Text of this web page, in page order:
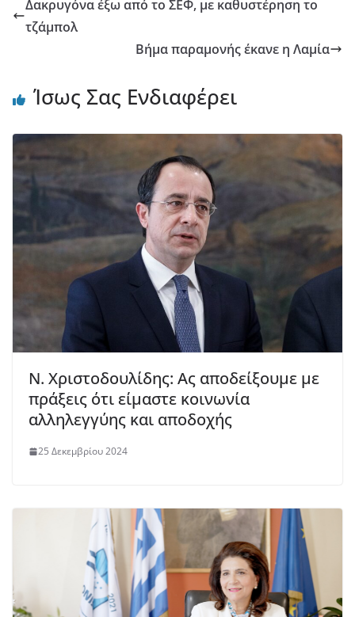
Δακρυγόνα έξω από το ΣΕΦ, με καθυστέρηση το
τζάμπολ
Βήμα παραμονής έκανε η Λαμία
Ίσως Σας Ενδιαφέρει
Ν. Χριστοδουλίδης: Ας αποδείξουμε με
πράξεις ότι είμαστε κοινωνία
αλληλεγγύης και αποδοχής
25 Δεκεμβρίου 2024